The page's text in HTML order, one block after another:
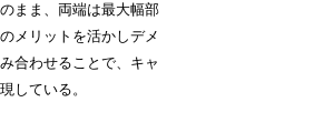
まま、両端は最大幅部
メリットを活かしデメ
合わせることで、キャ
している。